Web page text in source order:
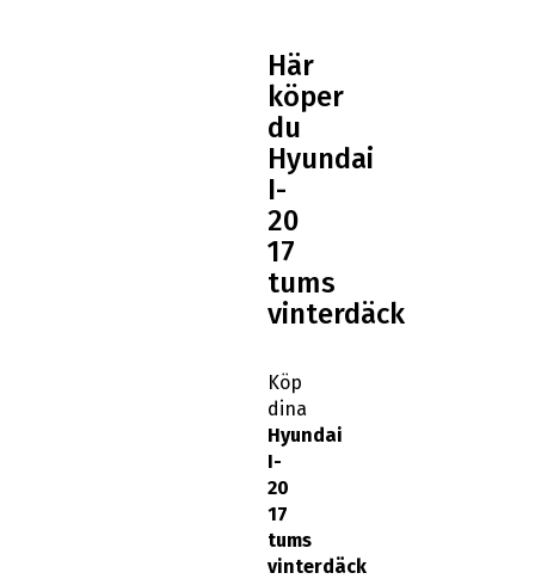
Här
köper
du
Hyundai
I-
20
17
tums
vinterdäck
Köp
dina
Hyundai
I-
20
17
tums
vinterdäck